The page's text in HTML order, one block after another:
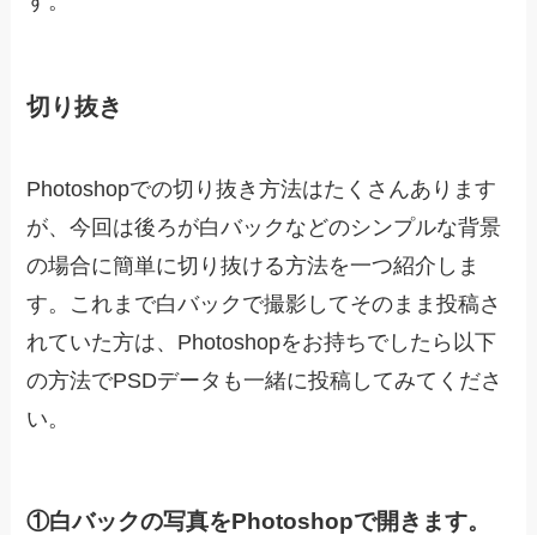
切り抜き
Photoshopでの切り抜き方法はたくさんあります
が、今回は後ろが白バックなどのシンプルな背景
の場合に簡単に切り抜ける方法を一つ紹介しま
す。これまで白バックで撮影してそのまま投稿さ
れていた方は、Photoshopをお持ちでしたら以下
の方法でPSDデータも一緒に投稿してみてくださ
い。
①白バックの写真をPhotoshopで開きます。